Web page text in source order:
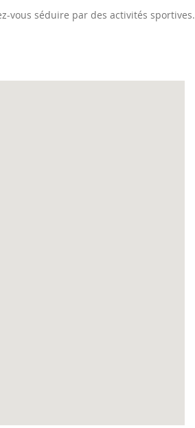
vous séduire par des activités sportives.